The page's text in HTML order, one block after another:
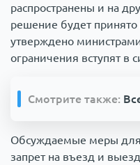
распространены и на
решение будет
утверждено
ограничения вступят в
Смотрите также:
Обсуждаемые меры для
запрет на въезд и